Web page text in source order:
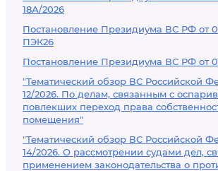
18А/2026
Постановление Президиума ВС РФ от
ПЭК26
Постановление Президиума ВС РФ от
"Тематический обзор ВС Российской
12/2026. По делам, связанным с
повлекших переход права
помещения"
"Тематический обзор ВС Российской
14/2026. О рассмотрении судами дел,
применением законодательства о